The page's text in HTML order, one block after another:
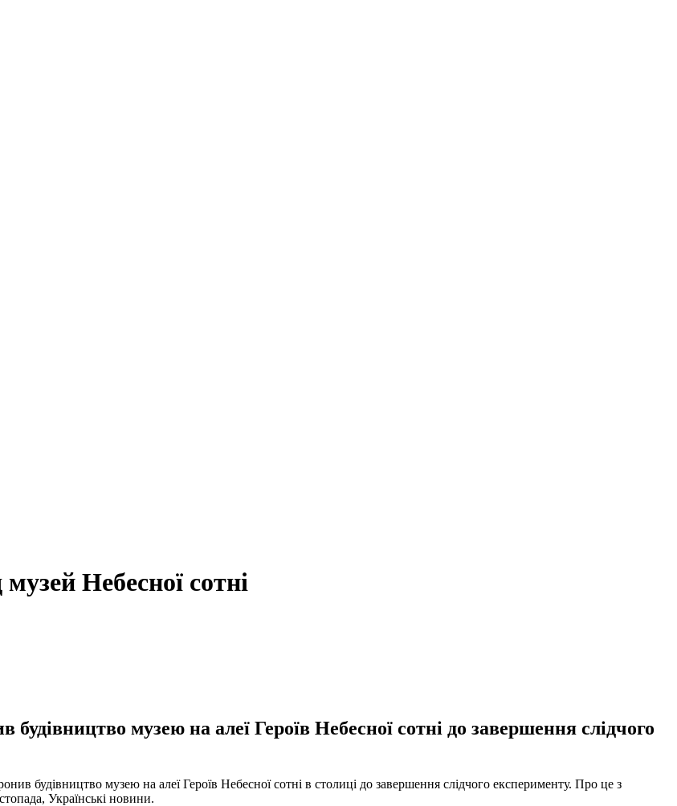
Небесної сотні
будівництво музею на алеї Героїв Небесної сотні до завершення слідчого
будівництво музею на алеї Героїв Небесної сотні в столиці до завершення слідчого експерименту. Про це з
Українські новини.